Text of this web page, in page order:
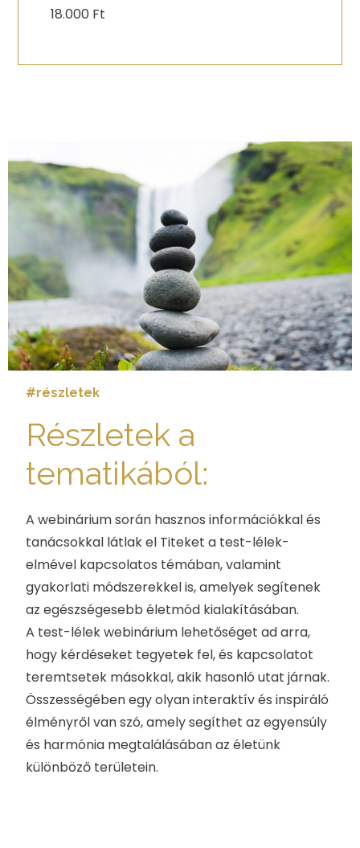
18.000 Ft
#részletek
Részletek a
tematikából:
A webinárium során hasznos információkkal és
tanácsokkal látlak el Titeket a test-lélek-
elmével kapcsolatos témában, valamint
gyakorlati módszerekkel is, amelyek segítenek
az egészségesebb életmód kialakításában.
A test-lélek webinárium lehetőséget ad arra,
hogy kérdéseket tegyetek fel, és kapcsolatot
teremtsetek másokkal, akik hasonló utat járnak.
Összességében egy olyan interaktív és inspiráló
élményről van szó, amely segíthet az egyensúly
és harmónia megtalálásában az életünk
különböző területein.